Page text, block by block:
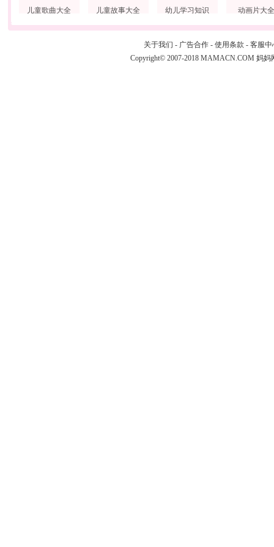
儿童歌曲大全 儿童故事大全 幼儿学习知识 动画片大全
关于我们 - 广告合作 - 使用条款 - 客服中
Copyright© 2007-2018 MAMACN.COM 妈妈